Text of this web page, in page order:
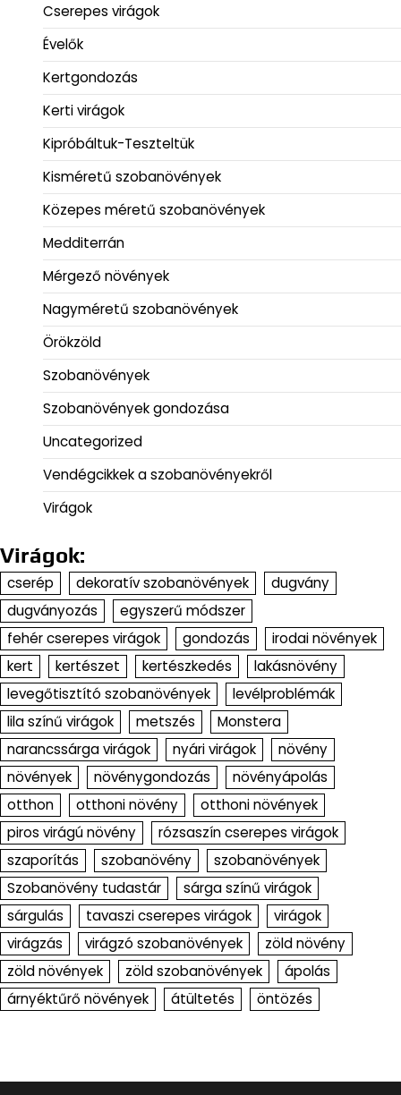
Cserepes virágok
Évelők
Kertgondozás
Kerti virágok
Kipróbáltuk-Teszteltük
Kisméretű szobanövények
Közepes méretű szobanövények
Medditerrán
Mérgező növények
Nagyméretű szobanövények
Örökzöld
Szobanövények
Szobanövények gondozása
Uncategorized
Vendégcikkek a szobanövényekről
Virágok
Virágok:
cserép dekoratív szobanövények
dugvány
dugványozás
egyszerű módszer
fehér cserepes virágok
gondozás
irodai növények
kert
kertészet kertészkedés
lakásnövény
levegőtisztító szobanövények
levélproblémák
lila színű virágok
metszés
Monstera
narancssárga virágok
nyári virágok
növény
növények
növénygondozás
növényápolás
otthon
otthoni növény
otthoni növények
piros virágú növény
rózsaszín cserepes virágok
szaporítás
szobanövény
szobanövények
Szobanövény tudastár
sárga színű virágok
sárgulás
tavaszi cserepes virágok
virágok
virágzás
virágzó szobanövények
zöld növény
zöld növények
zöld szobanövények
ápolás
árnyéktűrő növények
átültetés öntözés